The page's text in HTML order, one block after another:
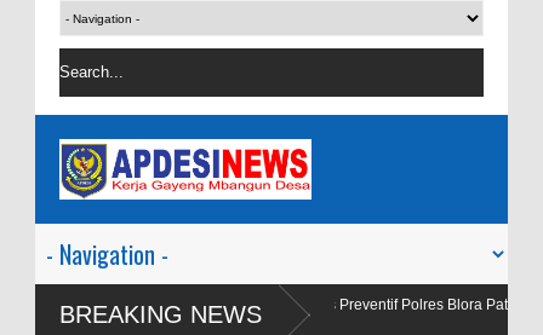
BREAKING NEWS
Salah
Satgas Preventif Polres Blora Patroli Keamanan Pusat
Wisata